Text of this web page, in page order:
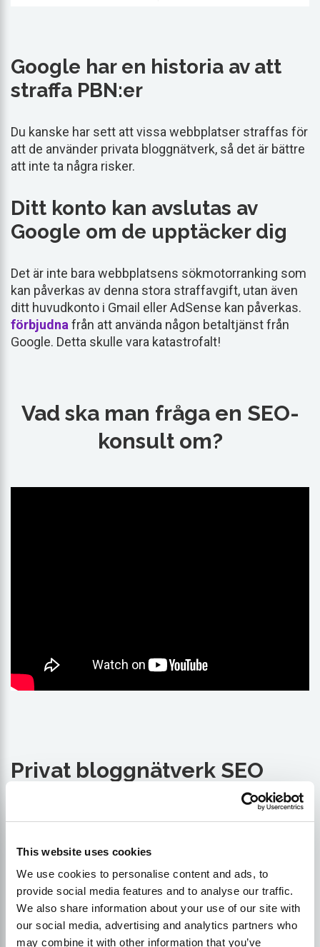
This website uses cookies
We use cookies to personalise content and ads, to
provide social media features and to analyse our traffic.
We also share information about your use of our site with
our social media, advertising and analytics partners who
may combine it with other information that you’ve
Google har en historia av att
straffa PBN:er
Du kanske har sett att vissa webbplatser straffas för
att de använder privata bloggnätverk, så det är bättre
att inte ta några risker.
Ditt konto kan avslutas av
Google om de upptäcker dig
Det är inte bara webbplatsens sökmotorranking som
kan påverkas av denna stora straffavgift, utan även
ditt huvudkonto i Gmail eller AdSense kan påverkas.
förbjudna från att använda någon betaltjänst från
Google. Detta skulle vara katastrofalt!
Vad ska man fråga en SEO-
konsult om?
Privat bloggnätverk SEO
Detta är en metod för att optimera din webbplats så
att PBN:s länkjuice överförs till din webbplats, vilket
konverteringar. PBN-länkar skapas när du köper en
ålderndomän från någon annan med bakåtlänkar
som redan pekar mot den. Du lägger sedan till
innehåll,bilderoch videoklipp utan länkar så att